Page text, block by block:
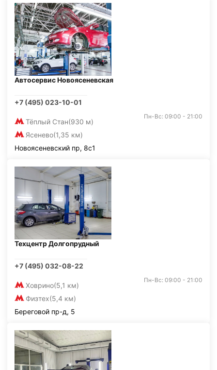
Автосервис Новоясеневская
+7 (495) 023-10-01
Тёплый Стан(930 м)
Ясенево(1,35 км)
Пн-Вс: 09:00 - 21:00
Новоясеневский пр, 8с1
Техцентр Долгопрудный
+7 (495) 032-08-22
Ховрино(5,1 км)
Физтех(5,4 км)
Пн-Вс: 09:00 - 21:00
Береговой пр-д, 5